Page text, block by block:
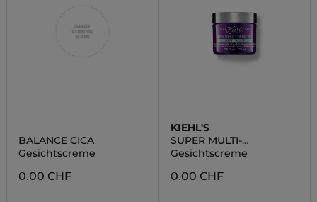
BALANCE CICA
Gesichtscreme
0.00 CHF
KIEHL'S
SUPER MULTI-
CORRECTIVE
Gesichtscreme
0.00 CHF